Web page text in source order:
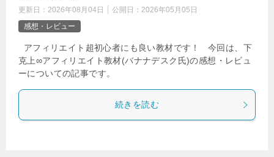
更新日： 2026年08月04日 公開日： 2026年05月05日
感想・レビュー
アフィリエイト超初心者にも良い教材です！ 今回は、下
克上∞アフィリエイト教材(バナナデスク氏)の感想・レビュ
ーについての記事です。
続きを読む